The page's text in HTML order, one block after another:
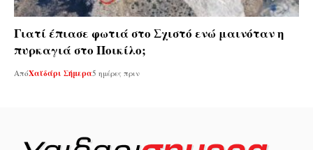
Γιατί έπιασε φωτιά στο Σχιστό ενώ μαινόταν η
πυρκαγιά στο Ποικίλο;
ΑπόΧαϊδάρι Σήμερα5 ημέρες πριν